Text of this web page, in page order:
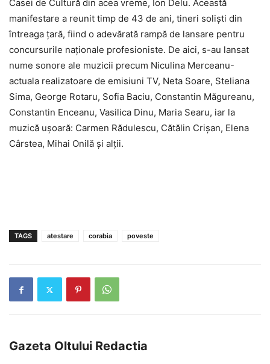
Casei de Cultură din acea vreme, Ion Delu. Această
manifestare a reunit timp de 43 de ani, tineri solişti din
întreaga ţară, fiind o adevărată rampă de lansare pentru
concursurile naţionale profesioniste. De aici, s-au lansat
nume sonore ale muzicii precum Niculina Merceanu-
actuala realizatoare de emisiuni TV, Neta Soare, Steliana
Sima, George Rotaru, Sofia Baciu, Constantin Măgureanu,
Constantin Enceanu, Vasilica Dinu, Maria Searu, iar la
muzică uşoară: Carmen Rădulescu, Cătălin Crişan, Elena
Cârstea, Mihai Onilă şi alţii.
TAGS atestare corabia poveste
Gazeta Oltului Redactia